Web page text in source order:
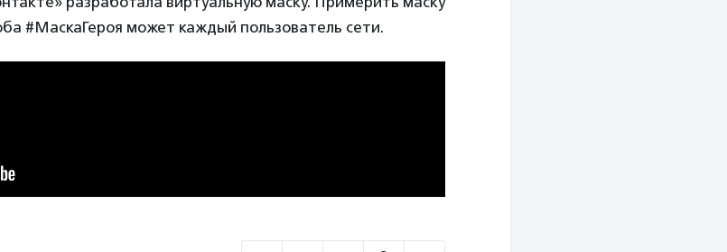
#МаскаГероя может каждый пользователь сети.